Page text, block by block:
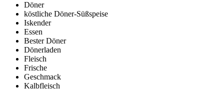
Döner
köstliche Döner-Süßspeise
Iskender
Essen
Bester Döner
Dönerladen
Fleisch
Frische
Geschmack
Kalbfleisch